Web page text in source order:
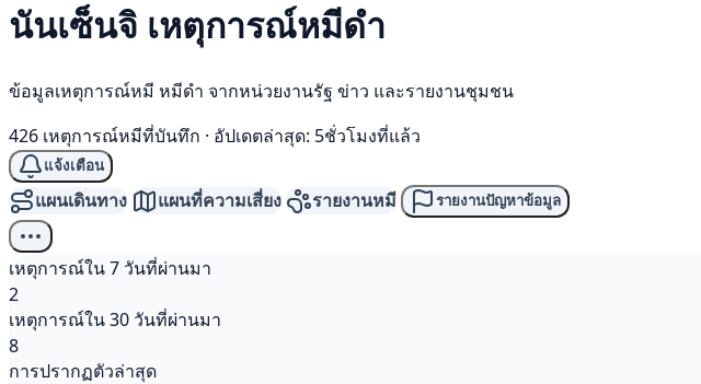
นันเซ็นจิ เหตุการณ์หมีดำ
ข้อมูลเหตุการณ์หมี หมีดำ จากหน่วยงานรัฐ ข่าว และรายงานชุมชน
426 เหตุการณ์หมีที่บันทึก · อัปเดตล่าสุด: 5ชั่วโมงที่แล้ว
แจ้งเตือน
แผนเดินทาง แผนที่ความเสี่ยง รายงานหมี รายงานปัญหาข้อมูล
เหตุการณ์ใน 7 วันที่ผ่านมา
2
เหตุการณ์ใน 30 วันที่ผ่านมา
8
การปรากฏตัวล่าสุด